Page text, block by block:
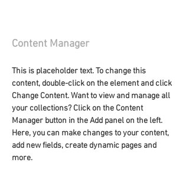
Content Manager
This is placeholder text. To change this
content, double-click on the element and click
Change Content. Want to view and manage all
your collections? Click on the Content
Manager button in the Add panel on the left.
Here, you can make changes to your content,
add new fields, create dynamic pages and
more.